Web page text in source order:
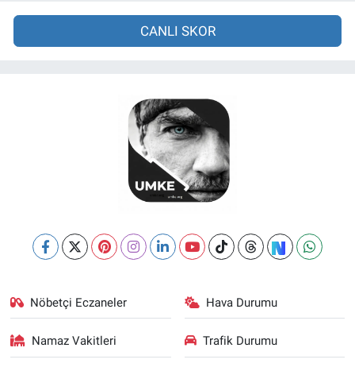
CANLI SKOR
Nöbetçi Eczaneler Hava Durumu
Namaz Vakitleri Trafik Durumu